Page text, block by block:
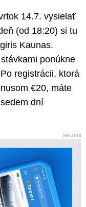
14.7. vysielať
(od 18:20) si tu
Kaunas.
ponúkne
registrácii, ktorá
€20, máte
dní